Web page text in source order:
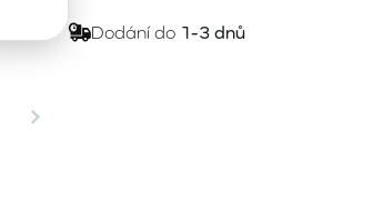
Dodání do 1-3 dnů